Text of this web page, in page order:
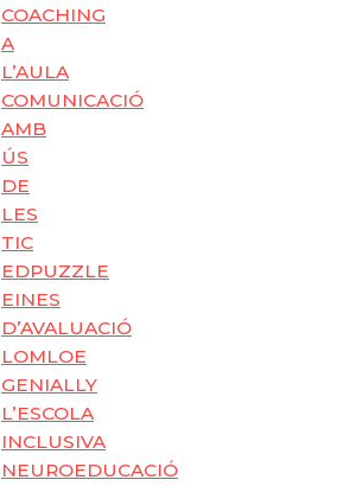
COACHING
A
L’AULA
COMUNICACIÓ
AMB
ÚS
DE
LES
TIC
EDPUZZLE
EINES
D’AVALUACIÓ
LOMLOE
GENIALLY
L’ESCOLA
INCLUSIVA
NEUROEDUCACIÓ